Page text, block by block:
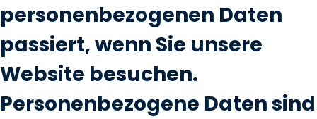
personenbezogenen Daten
passiert, wenn Sie unsere
Website besuchen.
Personenbezogene Daten sind